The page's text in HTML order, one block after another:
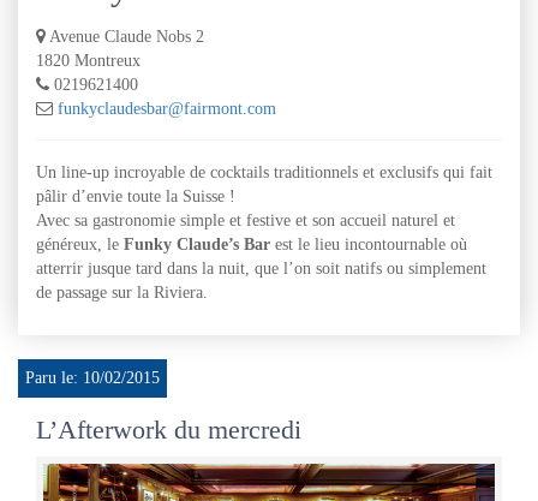
Avenue Claude Nobs 2
1820 Montreux
0219621400
funkyclaudesbar@fairmont.com
Un line-up incroyable de cocktails traditionnels et exclusifs qui fait
pâlir d’envie toute la Suisse !
Avec sa gastronomie simple et festive et son accueil naturel et
généreux, le Funky Claude’s Bar est le lieu incontournable où
atterrir jusque tard dans la nuit, que l’on soit natifs ou simplement
de passage sur la Riviera.
Paru le: 10/02/2015
L’Afterwork du mercredi